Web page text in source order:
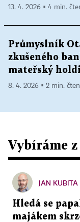
13. 4. 2026 ▪ 4 min.
Průmyslník
zkušeného
mateřský
8. 4. 2026 ▪ 2 min.
Vybíráme
JAN KUBITA
Hledá se
majákem